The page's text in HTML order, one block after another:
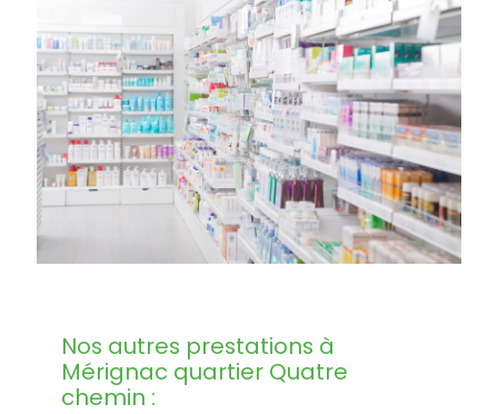
Nos autres prestations à
Mérignac quartier Quatre
chemin :